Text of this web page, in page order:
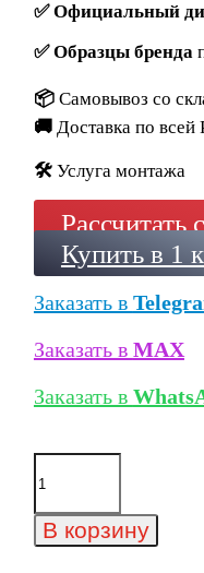
✅Официальный
✅Образцы бренда
📦 Самовывоз со
🚚 Доставка по всей
🛠️ Услуга монтажа
Рассчитать
Купить в 1
Заказать в
Заказать в MAX
Заказать в
Количество
товара
клинкерный
Kerma
В корзину